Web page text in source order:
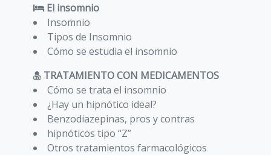
El insomnio
Insomnio
Tipos de Insomnio
Cómo se estudia el insomnio
TRATAMIENTO CON MEDICAMENTOS
Cómo se trata el insomnio
¿Hay un hipnótico ideal?
Benzodiazepinas, pros y contras
hipnóticos tipo “Z”
Otros tratamientos farmacológicos